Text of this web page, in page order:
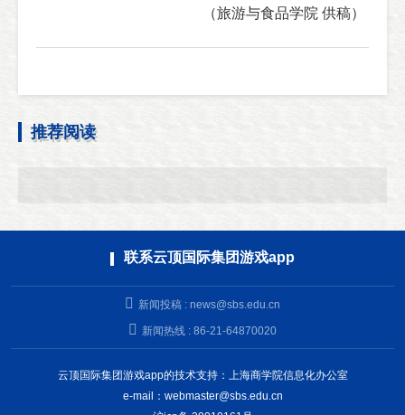
（旅游与食品学院 供稿）
推荐阅读
联系云顶国际集团游戏app
新闻投稿 : news@sbs.edu.cn
新闻热线 : 86-21-64870020
云顶国际集团游戏app的技术支持：上海商学院信息化办公室
e-mail： webmaster@sbs.edu.cn